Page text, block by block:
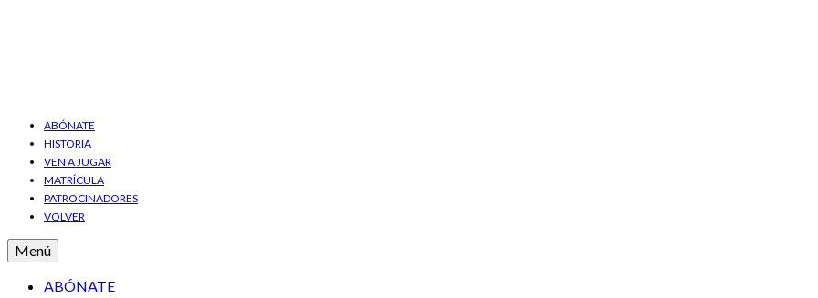
ABÓNATE
HISTORIA
VEN A JUGAR
MATRÍCULA
PATROCINADORES
VOLVER
Menú
ABÓNATE